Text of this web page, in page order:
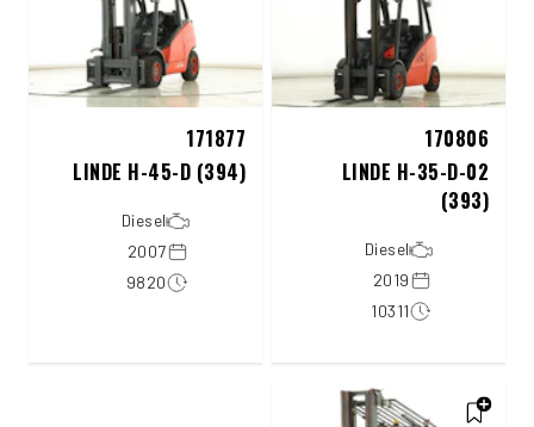
170806
LINDE H-35-D-02
(393)
Diesel
2019
10311
171877
LINDE H-45-D (394)
Diesel
2007
9820